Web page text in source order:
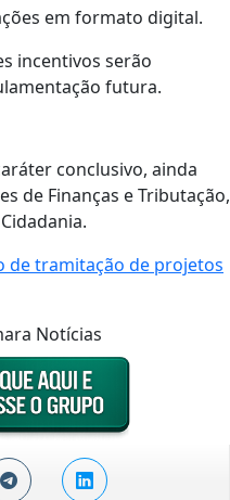
em formato digital.
incentivos serão
futura.
conclusivo, ainda
de Finanças e Tributação,
de tramitação de projetos
Notícias